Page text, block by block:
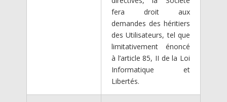
fera droit aux
demandes des héritiers
des Utilisateurs, tel que
limitativement énoncé
à l’article 85, II de la Loi
Informatique et
Libertés.